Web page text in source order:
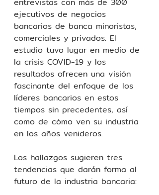
ejecutivos de negocios
bancarios de banca minoristas,
comerciales y privados. El
estudio tuvo lugar en medio de
la crisis COVID-19 y los
resultados ofrecen una visión
fascinante del enfoque de los
líderes bancarios en estos
tiempos sin precedentes, así
como de cómo ven su industria
en los años venideros.
Los hallazgos sugieren tres
tendencias que darán forma al
futuro de la industria bancaria: